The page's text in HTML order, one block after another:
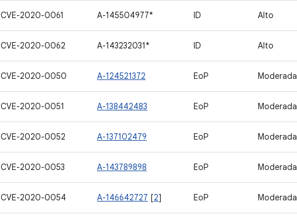
CVE-2020-0061 A-145504977* ID Alto
CVE-2020-0062 A-143232031* ID Alto
CVE-2020-0050 A-124521372 EoP Moderada
CVE-2020-0051 A-138442483 EoP Moderada
CVE-2020-0052 A-137102479 EoP Moderada
CVE-2020-0053 A-143789898 EoP Moderada
CVE-2020-0054 A-146642727 [2] EoP Moderada